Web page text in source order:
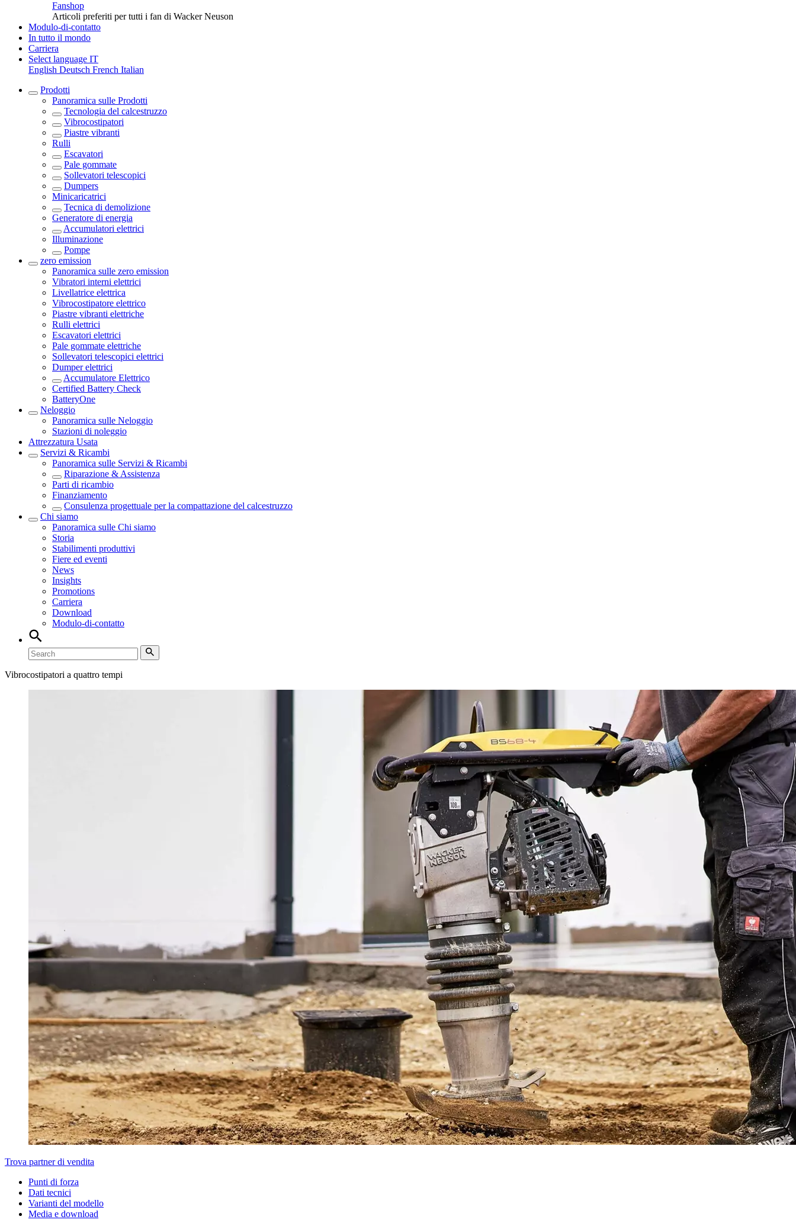
Fanshop
Articoli preferiti per tutti i fan di Wacker Neuson
Modulo-di-contatto
In tutto il mondo
Carriera
Select language IT
English Deutsch French Italian
Prodotti
Panoramica sulle Prodotti
Tecnologia del calcestruzzo
Vibrocostipatori
Piastre vibranti
Rulli
Escavatori
Pale gommate
Sollevatori telescopici
Dumpers
Minicaricatrici
Tecnica di demolizione
Generatore di energia
Accumulatori elettrici
Illuminazione
Pompe
zero emission
Panoramica sulle zero emission
Vibratori interni elettrici
Livellatrice elettrica
Vibrocostipatore elettrico
Piastre vibranti elettriche
Rulli elettrici
Escavatori elettrici
Pale gommate elettriche
Sollevatori telescopici elettrici
Dumper elettrici
Accumulatore Elettrico
Certified Battery Check
BatteryOne
Neloggio
Panoramica sulle Neloggio
Stazioni di noleggio
Attrezzatura Usata
Servizi & Ricambi
Panoramica sulle Servizi & Ricambi
Riparazione & Assistenza
Parti di ricambio
Finanziamento
Consulenza progettuale per la compattazione del calcestruzzo
Chi siamo
Panoramica sulle Chi siamo
Storia
Stabilimenti produttivi
Fiere ed eventi
News
Insights
Promotions
Carriera
Download
Modulo-di-contatto
Vibrocostipatori a quattro tempi
Trova partner di vendita
Punti di forza
Dati tecnici
Varianti del modello
Media e download